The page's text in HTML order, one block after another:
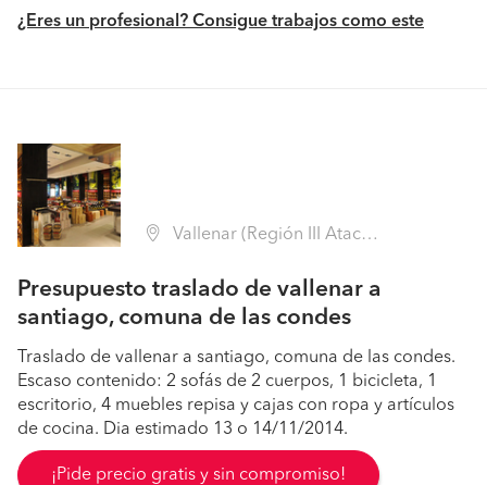
¿Eres un profesional? Consigue trabajos como este
Vallenar (Región III Atacama - Huasco)
Presupuesto traslado de vallenar a
santiago, comuna de las condes
Traslado de vallenar a santiago, comuna de las condes.
Escaso contenido: 2 sofás de 2 cuerpos, 1 bicicleta, 1
escritorio, 4 muebles repisa y cajas con ropa y artículos
de cocina. Dia estimado 13 o 14/11/2014.
¡Pide precio gratis y sin compromiso!